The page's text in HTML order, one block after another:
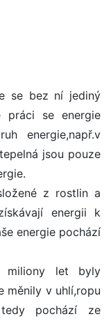
se bez ní jediný
práci se energie
energie,např.v
jsou pouze
z rostlin a
energii k
energie pochází
miliony let byly
měnily v uhlí,ropu
pochází ze